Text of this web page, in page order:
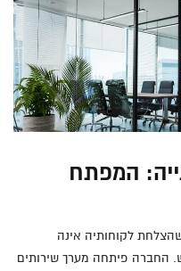
המפתח
לקוחותיה אינה
פיתחה מערך שירותים